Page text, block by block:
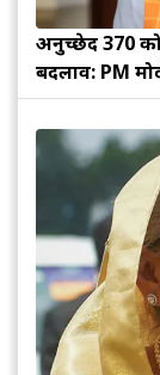
अनुच्छेद 370
बदलाव: PM